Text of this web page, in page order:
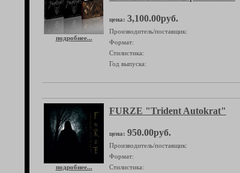
подробнее...
цена: 3,100.00руб.
Производитель/поставщик:
Формат:
Стилистика:
Год выпуска:
подробнее...
FURZE "Trident Autokrat"
цена: 950.00руб.
Производитель/поставщик:
Формат:
Стилистика: